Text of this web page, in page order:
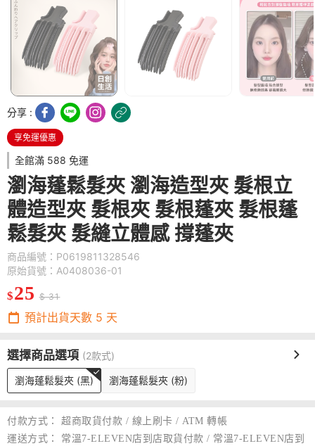
分享 :
享免運優惠
全館滿 588 免運
瀏海蓬鬆髮夾 瀏海造型夾 髮根立
體造型夾 髮根夾 髮根蓬夾 髮根蓬
鬆髮夾 髮縫立體感 撐蓬夾
商品編號：P0619811328546
原始貨號：A0408036-01
$25 $ 31
預計出貨天數 5 天
選擇商品選項 (2款式)
瀏海蓬鬆髮夾 (黑) 瀏海蓬鬆髮夾 (粉)
付款方式：
超商取貨付款 / 線上刷卡 / ATM 轉帳
運送方式：
常溫7-ELEVEN店到店取貨付款 / 常溫7-ELEVEN店到